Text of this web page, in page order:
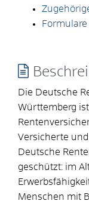
Die Deutsche
Württemberg
Versicherte
Deutsche
geschützt: im
Menschen mit